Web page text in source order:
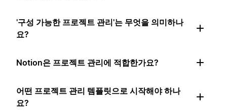
'구성 가능한 프로젝트 관리'는 무엇을 의미하나
요?
Notion은 프로젝트 관리에 적합한가요?
어떤 프로젝트 관리 템플릿으로 시작해야 하나
요?